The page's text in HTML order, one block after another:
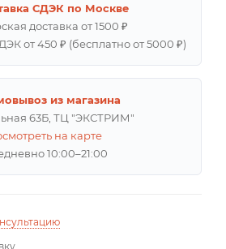
СДЭК по Москве
доставка от 1500 ₽
от 450 ₽ (бесплатно от 5000 ₽)
из магазина
63Б, ТЦ "ЭКСТРИМ"
на карте
10:00–21:00